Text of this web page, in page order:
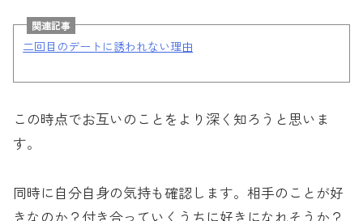
関連記事
二回目のデートに誘われない理由
この時点でお互いのことをより深く知ろうと思いま
す。
同時に自分自身の気持も確認します。相手のことが好
きなのか？付き合っていくうちに好きになれそうか？